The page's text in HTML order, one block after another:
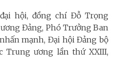
hội, đồng chí Đỗ Trọng
Đảng, Phó Trưởng Ban
mạnh, Đại hội Đảng bộ
Trung ương lần thứ XXIII,